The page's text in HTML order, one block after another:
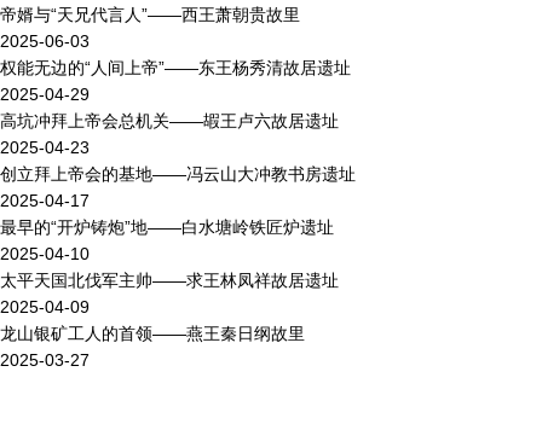
帝婿与“天兄代言人”——西王萧朝贵故里
2025-06-03
权能无边的“人间上帝”——东王杨秀清故居遗址
2025-04-29
高坑冲拜上帝会总机关——嘏王卢六故居遗址
2025-04-23
创立拜上帝会的基地——冯云山大冲教书房遗址
2025-04-17
最早的“开炉铸炮”地——白水塘岭铁匠炉遗址
2025-04-10
太平天国北伐军主帅——求王林凤祥故居遗址
2025-04-09
龙山银矿工人的首领——燕王秦日纲故里
2025-03-27